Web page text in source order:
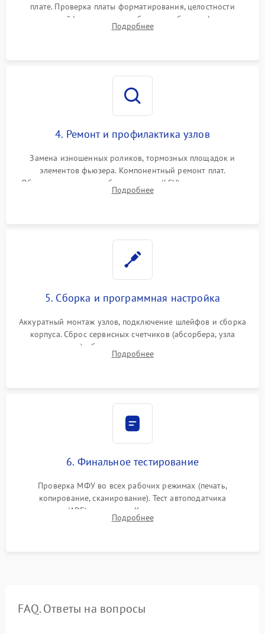
плате. Проверка платы форматирования, целостности
плоских шлейфов сканера и работоспособности флажков и
оптопар (датчиков прохождения бумаги).
Подробнее
4. Ремонт и профилактика узлов
Замена изношенных роликов, тормозных площадок и
элементов фьюзера. Компонентный ремонт плат.
Обязательная очистка блока лазера (LSU), зеркал и тракта
печати от просыпанного тонера и бумажной пыли.
Подробнее
5. Сборка и программная настройка
Аккуратный монтаж узлов, подключение шлейфов и сборка
корпуса. Сброс сервисных счетчиков (абсорбера, узла
закрепления), обновление прошивки и программная
калибровка цветопередачи и позиционирования сканера.
Подробнее
6. Финальное тестирование
Проверка МФУ во всех рабочих режимах (печать,
копирование, сканирование). Тест автоподатчика
документов (ADF) и дуплекса. Контроль качества отпечатка
на отсутствие серого фона, полос и надежность запекания
Подробнее
FAQ. Ответы на вопросы